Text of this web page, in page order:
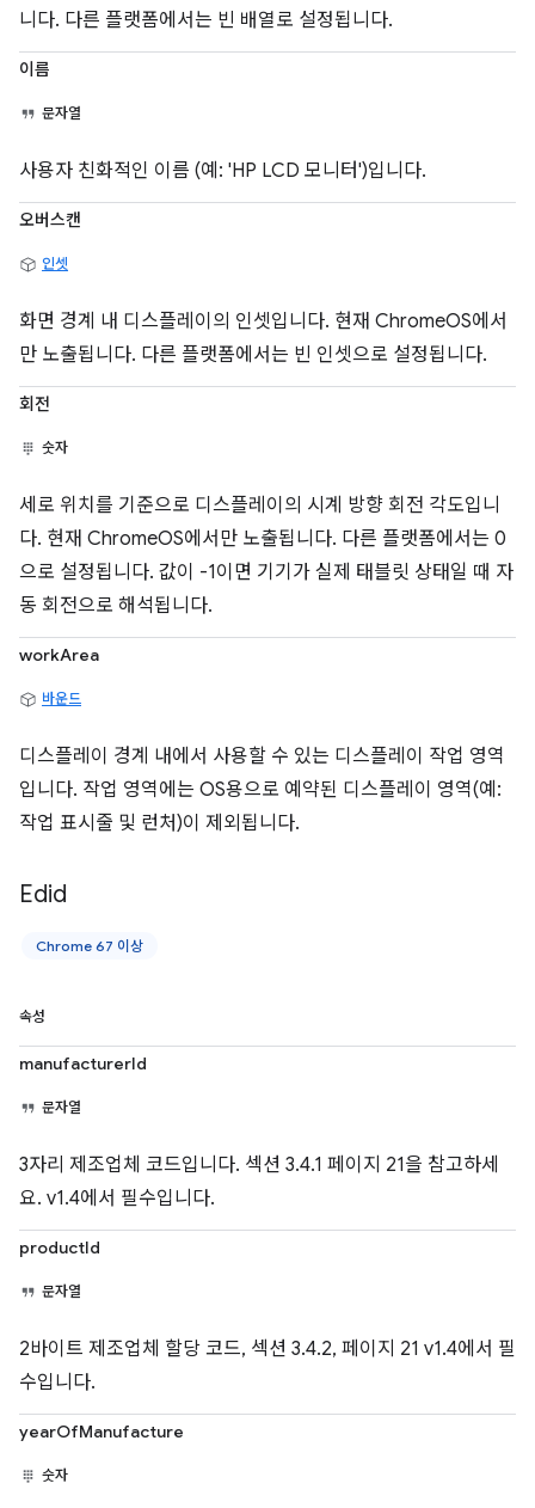
니다. 다른 플랫폼에서는 빈 배열로 설정됩니다.
이름
문자열
사용자 친화적인 이름 (예: 'HP LCD 모니터')입니다.
오버스캔
인셋
화면 경계 내 디스플레이의 인셋입니다. 현재 ChromeOS에서
만 노출됩니다. 다른 플랫폼에서는 빈 인셋으로 설정됩니다.
회전
숫자
세로 위치를 기준으로 디스플레이의 시계 방향 회전 각도입니
다. 현재 ChromeOS에서만 노출됩니다. 다른 플랫폼에서는 0
으로 설정됩니다. 값이 -1이면 기기가 실제 태블릿 상태일 때 자
동 회전으로 해석됩니다.
workArea
바운드
디스플레이 경계 내에서 사용할 수 있는 디스플레이 작업 영역
입니다. 작업 영역에는 OS용으로 예약된 디스플레이 영역(예:
작업 표시줄 및 런처)이 제외됩니다.
Edid
Chrome 67 이상
속성
manufacturerId
문자열
3자리 제조업체 코드입니다. 섹션 3.4.1 페이지 21을 참고하세
요. v1.4에서 필수입니다.
productId
문자열
2바이트 제조업체 할당 코드, 섹션 3.4.2, 페이지 21 v1.4에서 필
수입니다.
yearOfManufacture
숫자